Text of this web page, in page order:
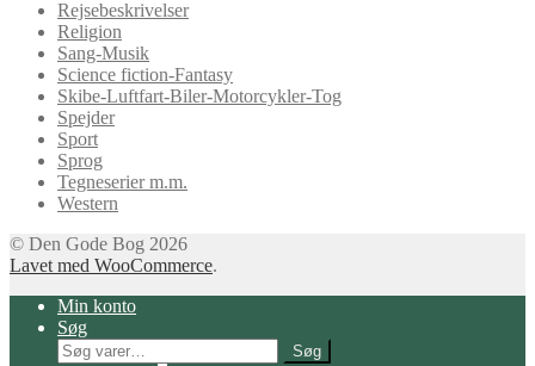
Rejsebeskrivelser
Religion
Sang-Musik
Science fiction-Fantasy
Skibe-Luftfart-Biler-Motorcykler-Tog
Spejder
Sport
Sprog
Tegneserier m.m.
Western
© Den Gode Bog 2026
Lavet med WooCommerce.
Min konto
Søg
Søg
Søg